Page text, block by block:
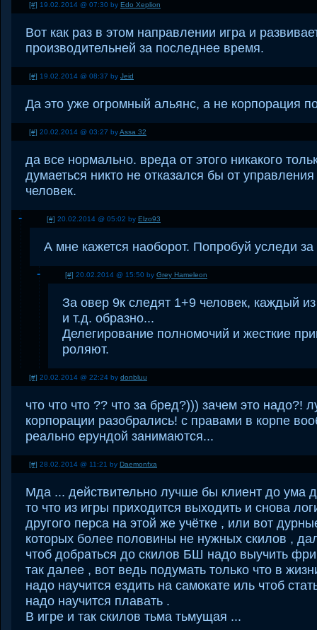
[#] 19.02.2014 @ 07:30 by Edo Xeplion
Вот как раз в этом направлении игра и
производительней за последнее время.
[#] 19.02.2014 @ 08:37 by Jeid
Да это уже огромный альянс, а не корпорация
[#] 20.02.2014 @ 03:27 byAssa 32
да все нормально. вреда от этого никакого
думаеться никто не отказался бы от
человек.
[#] 20.02.2014 @ 05:02 by Elzo93
А мне кажется наоборот. Попробуй уследи
[#] 20.02.2014 @ 15:50 by Grey Hameleon
За овер 9к следят 1+9 человек, каждый
и т.д. образно...
Делегирование полномочий и жесткие
роляют.
[#] 20.02.2014 @ 22:24 by donbluu
что что что ?? что за бред?))) зачем это надо?!
корпорации разобрались! с правами в корпе
реально ерундой занимаются...
[#] 28.02.2014 @ 11:21 by Daemonfxa
Мда ... действительно лучше бы клиент до ума
то что из игры приходится выходить и снова
другого перса на этой же учётке , или вот
которых более половины не нужных скилов ,
чтоб добраться до скилов БШ надо выучить
так далее , вот ведь подумать только что в
надо научится ездить на самокате иль чтоб
надо научится плавать .
В игре и так скилов тьма тьмущая ...